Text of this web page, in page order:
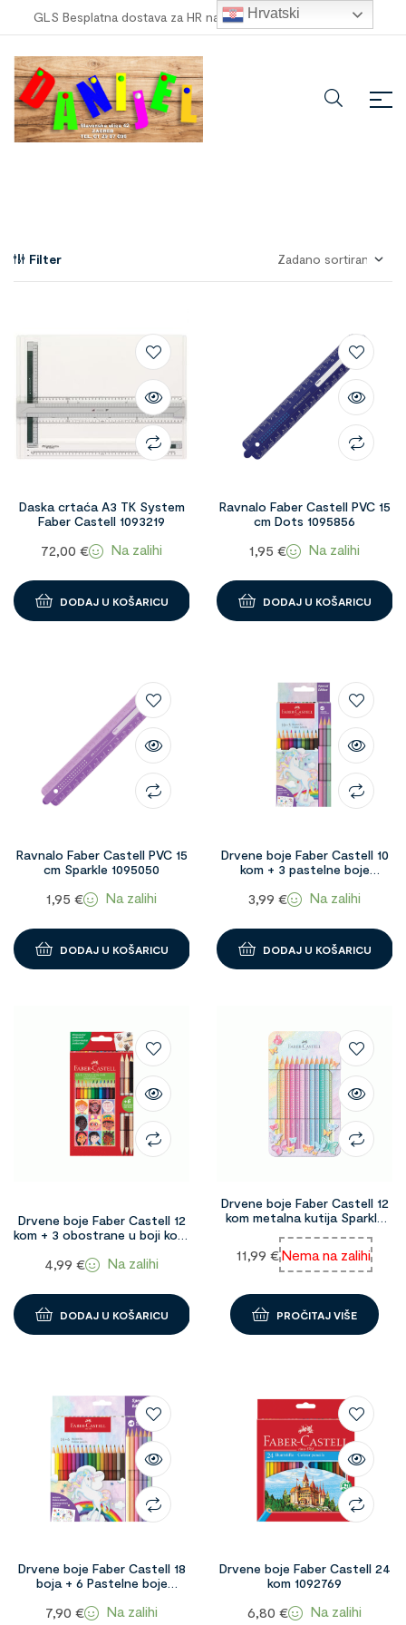
GLS Besplatna dostava za HR narudžbe veće od 100,00 €
Filter
Daska crtaća A3 TK System
Faber Castell 1093219
72,00€ Na zalihi
DODAJ U KOŠARICU
Ravnalo Faber Castell PVC 15
cm Dots 1095856
1,95€ Na zalihi
DODAJ U KOŠARICU
Ravnalo Faber Castell PVC 15
cm Sparkle 1095050
1,95€ Na zalihi
DODAJ U KOŠARICU
Drvene boje Faber Castell 10
kom + 3 pastelne boje
3,99€ Na zalihi
DODAJ U KOŠARICU
Drvene boje Faber Castell 12
kom + 3 obostrane u boji kože
4,99€ Na zalihi
DODAJ U KOŠARICU
Drvene boje Faber Castell 12
kom metalna kutija Sparkle
11,99 €Nema na zalihi
PROČITAJ VIŠE
Drvene boje Faber Castell 18
boja + 6 Pastelne boje
7,90€ Na zalihi
Drvene boje Faber Castell 24
kom 1092769
6,80€ Na zalihi
Hrvatski